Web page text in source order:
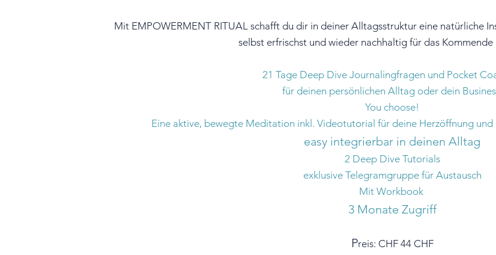
Mit EMPOWERMENT RITUAL schafft du dir in deiner Alltagsstruktur eine natürliche
selbst erfrischst und wieder nachhaltig für das Kommende
21 Tage Deep Dive Journalingfragen und Pocket
für deinen persönlichen Alltag oder dein
You choose!
Eine aktive, bewegte Meditation inkl. Videotutorial für deine Herzöffnung
easy integrierbar in deinen Alltag
2 Deep Dive Tutorials
exklusive Telegramgruppe für Austausch
Mit Workbook
3 Monate Zugriff
Preis: CHF 44 CHF